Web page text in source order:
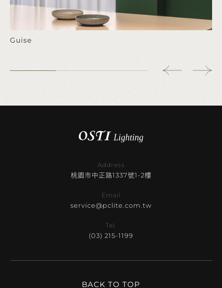
Guise
Address
桃園市中正路1337號1-2樓
Email
service@pclite.com.tw
Tel.
(03) 215-1199
BACK TO TOP